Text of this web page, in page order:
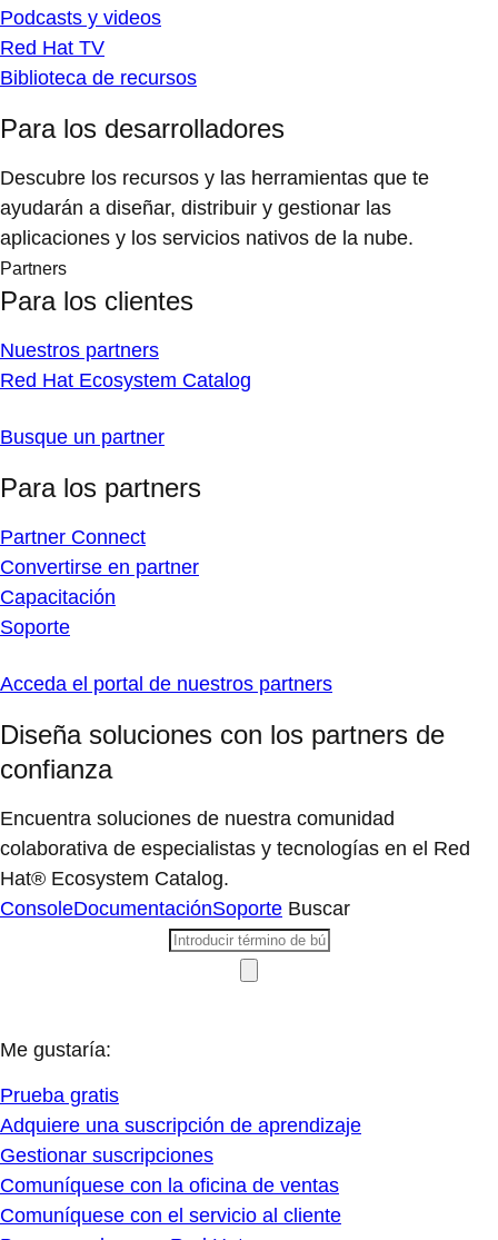
Podcasts y videos
Red Hat TV
Biblioteca de recursos
Para los desarrolladores
Descubre los recursos y las herramientas que te
ayudarán a diseñar, distribuir y gestionar las
aplicaciones y los servicios nativos de la nube.
Partners
Para los clientes
Nuestros partners
Red Hat Ecosystem Catalog
Busque un partner
Para los partners
Partner Connect
Convertirse en partner
Capacitación
Soporte
Acceda el portal de nuestros partners
Diseña soluciones con los partners de
confianza
Encuentra soluciones de nuestra comunidad
colaborativa de especialistas y tecnologías en el Red
Hat® Ecosystem Catalog.
ConsoleDocumentaciónSoporte Buscar
Me gustaría:
Prueba gratis
Adquiere una suscripción de aprendizaje
Gestionar suscripciones
Comuníquese con la oficina de ventas
Comuníquese con el servicio al cliente